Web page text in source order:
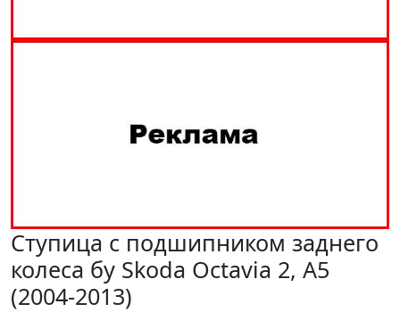
Ступица с подшипником заднего
колеса бу Skoda Octavia 2, A5
(2004-2013)